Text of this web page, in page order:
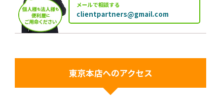
メールで相談する
clientpartners@gmail.com
東京本店へのアクセス